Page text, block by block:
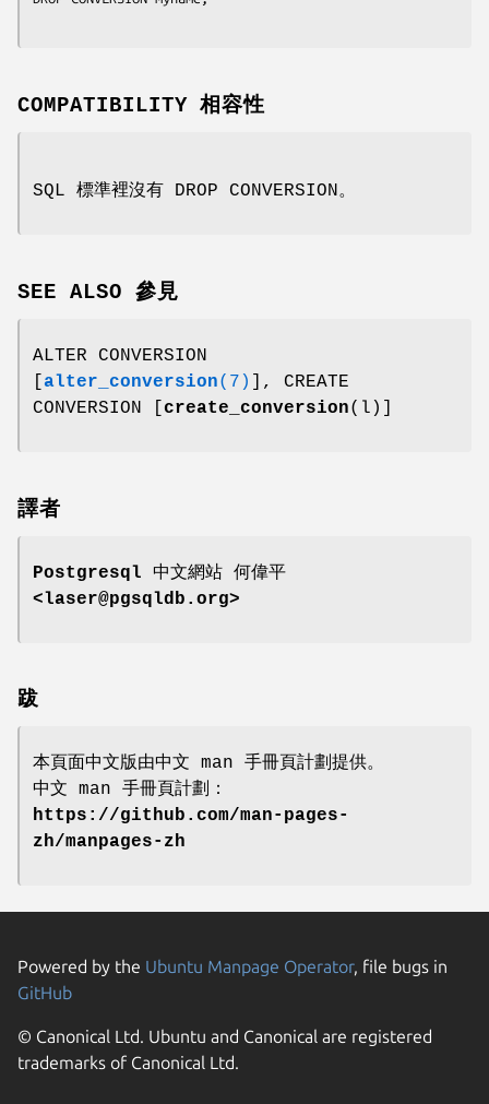
COMPATIBILITY 相容性
SQL 標準裡沒有 DROP CONVERSION。
SEE ALSO 參見
ALTER CONVERSION
alter_conversion(7)
], CREATE
CONVERSION [ create_conversion(l)]
譯者
Postgresql 中文網站 何偉平
<laser@pgsqldb.org>
跋
本頁面中文版由中文 man 手冊頁計劃提供。
中文 man 手冊頁計劃：
https://github.com/man-pages-
zh/manpages-zh
Powered by the Ubuntu Manpage Operator, file bugs in
GitHub
© Canonical Ltd. Ubuntu and Canonical are registered
trademarks of Canonical Ltd.